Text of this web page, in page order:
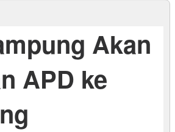
Akan
APD ke